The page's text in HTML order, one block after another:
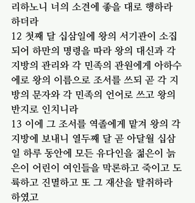
리하노니 너의 소견에 좋을 대로 행하라
하더라
12 첫째 달 십삼일에 왕의 서기관이 소집
되어 하만의 명령을 따라 왕의 대신과 각
지방의 관리와 각 민족의 관원에게 아하수
에로 왕의 이름으로 조서를 쓰되 곧 각 지
방의 문자와 각 민족의 언어로 쓰고 왕의
반지로 인치니라
13 이에 그 조서를 역졸에게 맡겨 왕의 각
지방에 보내니 열두째 달 곧 아달월 십삼
일 하루 동안에 모든 유다인을 젊은이 늙
은이 어린이 여인들을 막론하고 죽이고 도
륙하고 진멸하고 또 그 재산을 탈취하라
하였고